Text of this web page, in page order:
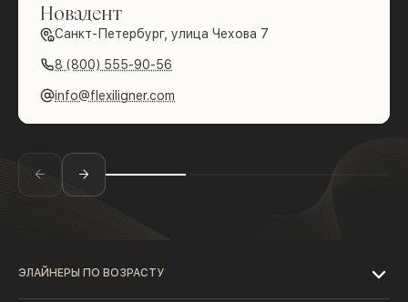
Новадент
Санкт-Петербург, улица Чехова 7
8 (800) 555-90-56
info@flexiligner.com
ЭЛАЙНЕРЫ ПО ВОЗРАСТУ